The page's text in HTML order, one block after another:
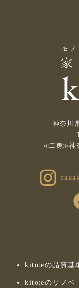
神奈川
≪工房≫神
kitoteの品質基
kitoteのリノベ